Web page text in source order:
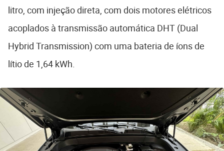
litro, com injeção direta, com dois motores elétricos
acoplados à transmissão automática DHT (Dual
Hybrid Transmission) com uma bateria de íons de
lítio de 1,64 kWh.